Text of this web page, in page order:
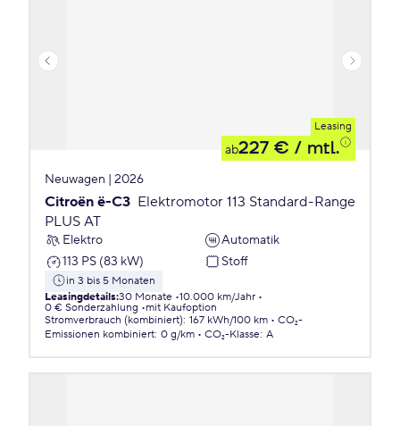
Leasing
ab227 € / mtl.
Neuwagen | 2026
Citroën ë-C3 Elektromotor 113 Standard-Range
PLUS AT
Elektro
Automatik
113 PS (83 kW)
Stoff
in 3 bis 5 Monaten
Leasingdetails:30 Monate 10.000 km/Jahr
0 € Sonderzahlung
mit Kaufoption
Stromverbrauch (kombiniert): 167 kWh/100 km
CO₂-
Emissionen kombiniert: 0 g/km CO₂-Klasse: A